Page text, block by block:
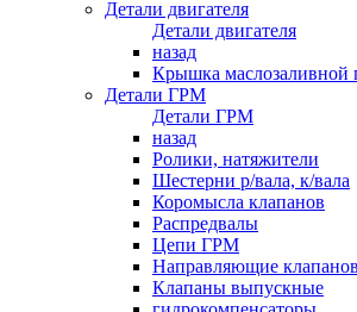
Детали двигателя
Детали двигателя
назад
Крышка маслозаливной
Детали ГРМ
Детали ГРМ
назад
Ролики, натяжители
Шестерни р/вала, к/вала
Коромысла клапанов
Распредвалы
Цепи ГРМ
Направляющие клапанов
Клапаны выпускные